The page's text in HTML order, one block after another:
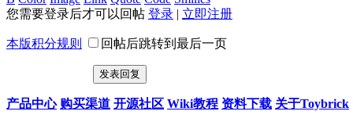
您需要登录后才可以回帖 登录 | 立即注册
本版积分规则 回帖后跳转到最后一页
发表回复
产品中心 购买渠道 开源社区 Wiki教程 资料下载 关于Toybrick